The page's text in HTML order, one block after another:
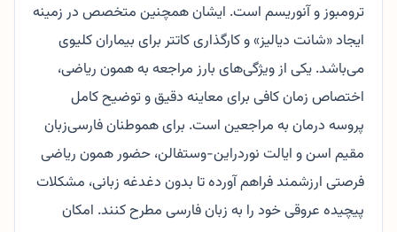
ترومبوز و آنوریسم است. ایشان همچنین متخصص در زمینه
ایجاد «شانت دیالیز» و کارگذاری کاتتر برای بیماران کلیوی
می‌باشد. یکی از ویژگی‌های بارز مراجعه به همون ریاضی،
اختصاص زمان کافی برای معاینه دقیق و توضیح کامل
پروسه درمان به مراجعین است. برای هموطنان فارسی‌زبان
مقیم اسن و ایالت نوردراین-وستفالن، حضور همون ریاضی
فرصتی ارزشمند فراهم آورده تا بدون دغدغه زبانی، مشکلات
پیچیده عروقی خود را به زبان فارسی مطرح کنند. امکان